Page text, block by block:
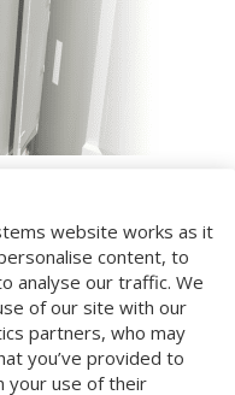
website works as it
content, to
analyse our traffic. We
of our site with our
partners, who may
you’ve provided to
your use of their
est dotée d'un
lui permet de se
vers l'arrière
véhicules hauts.